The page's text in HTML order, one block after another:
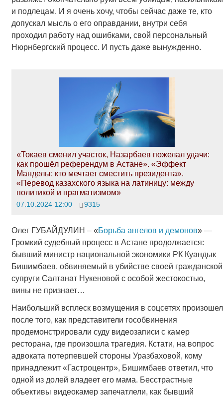
и подлецам. И я очень хочу, чтобы сейчас даже те, кто
допускал мысль о его оправдании, внутри себя
проходил работу над ошибками, свой персональный
Нюрнбергский процесс. И пусть даже вынужденно.
«Токаев сменил участок, Назарбаев пожелал удачи:
как прошёл референдум в Астане». «Эффект
Манделы: кто мечтает сместить президента».
«Перевод казахского языка на латиницу: между
политикой и прагматизмом»
07.10.2024 12:00 9315
Олег ГУБАЙДУЛИН – «Борьба ангелов и демонов» —
Громкий судебный процесс в Астане продолжается:
бывший министр национальной экономики РК Куандык
Бишимбаев, обвиняемый в убийстве своей гражданской
супруги Салтанат Нукеновой с особой жестокостью,
вины не признает…
Наибольший всплеск возмущения в соцсетях произошел
после того, как представители гособвинения
продемонстрировали суду видеозаписи с камер
ресторана, где произошла трагедия. Кстати, на вопрос
адвоката потерпевшей стороны Уразбаховой, кому
принадлежит «Гастроцентр», Бишимбаев ответил, что
одной из долей владеет его мама. Бесстрастные
объективы видеокамер запечатлели, как бывший